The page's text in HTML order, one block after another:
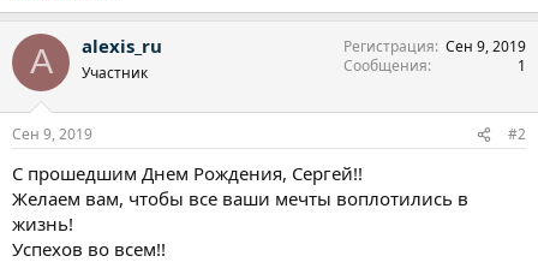
A alexis_ru
Участник
Регистрация Сен 9, 2019
Сообщения
1
Сен 9, 2019 #2
С прошедшим Днем Рождения, Сергей!!
Желаем вам, чтобы все ваши мечты воплотились в
жизнь!
Успехов во всем!!